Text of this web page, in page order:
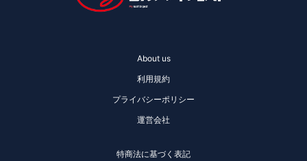
About us
利用規約
プライバシーポリシー
運営会社
特商法に基づく表記